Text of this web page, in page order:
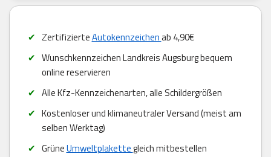
ZertifizierteAutokennzeichenab 4,90€
Wunschkennzeichen Landkreis Augsburg bequem
online reservieren
Alle Kfz-Kennzeichenarten, alle Schildergrößen
Kostenloser und klimaneutraler Versand (meist am
selben Werktag)
GrüneUmweltplakettegleich mitbestellen